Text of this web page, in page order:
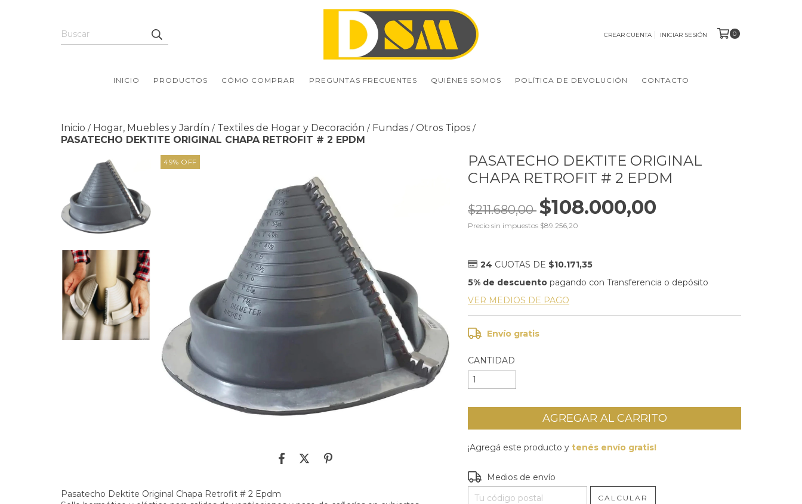
CREAR CUENTA INICIAR SESIÓN 0
INICIO PRODUCTOS CÓMO COMPRAR PREGUNTAS FRECUENTES QUIÉNES SOMOS POLÍTICA DE DEVOLUCIÓN CONTACTO
Inicio / Hogar, Muebles y Jardín / Textiles de Hogar y Decoración / Fundas / Otros Tipos /
PASATECHO DEKTITE ORIGINAL CHAPA RETROFIT # 2 EPDM
49% OFF
Pasatecho Dektite Original Chapa Retrofit # 2 Epdm
PASATECHO DEKTITE ORIGINAL
CHAPA RETROFIT # 2 EPDM
$211.680,00 $108.000,00
Precio sin impuestos $89.256,20
24 CUOTAS DE $10.171,35
5% de descuento pagando con Transferencia o depósito
VER MEDIOS DE PAGO
Envío gratis
CANTIDAD
¡Agregá este producto ytenés envío gratis!
Entregas para el CP:
Medios de envío
CALCULAR